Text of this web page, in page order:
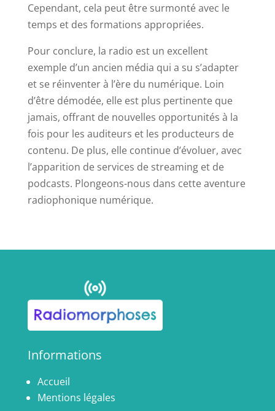
Cependant, cela peut être surmonté avec le
temps et des formations appropriées.
Pour conclure, la radio est un excellent
exemple d’un ancien média qui a su s’adapter
et se réinventer à l’ère du numérique. Loin
d’être démodée, elle est plus pertinente que
jamais, offrant de nouvelles opportunités à la
fois pour les auditeurs et les producteurs de
contenu. De plus, elle continue d’évoluer, avec
l’apparition de services de streaming et de
podcasts. Plongeons-nous dans cette aventure
radiophonique numérique.
Informations
Accueil
Mentions légales